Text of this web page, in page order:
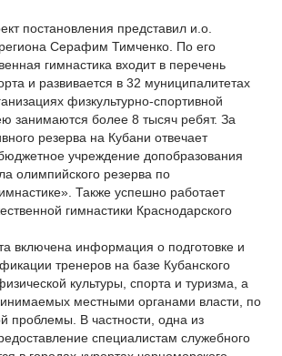
постановления представил и.о.
Серафим Тимченко. По его
гимнастика входит в перечень
и развивается в 32 муниципалитетах
физкультурно-спортивной
занимаются более 8 тысяч ребят. За
резерва на Кубани отвечает
учреждение допобразования
олимпийского резерва по
Также успешно работает
гимнастики Краснодарского
включена информация о подготовке и
тренеров на базе Кубанского
культуры, спорта и туризма, а
местными органами власти, по
проблемы. В частности, одна из
специалистам служебного